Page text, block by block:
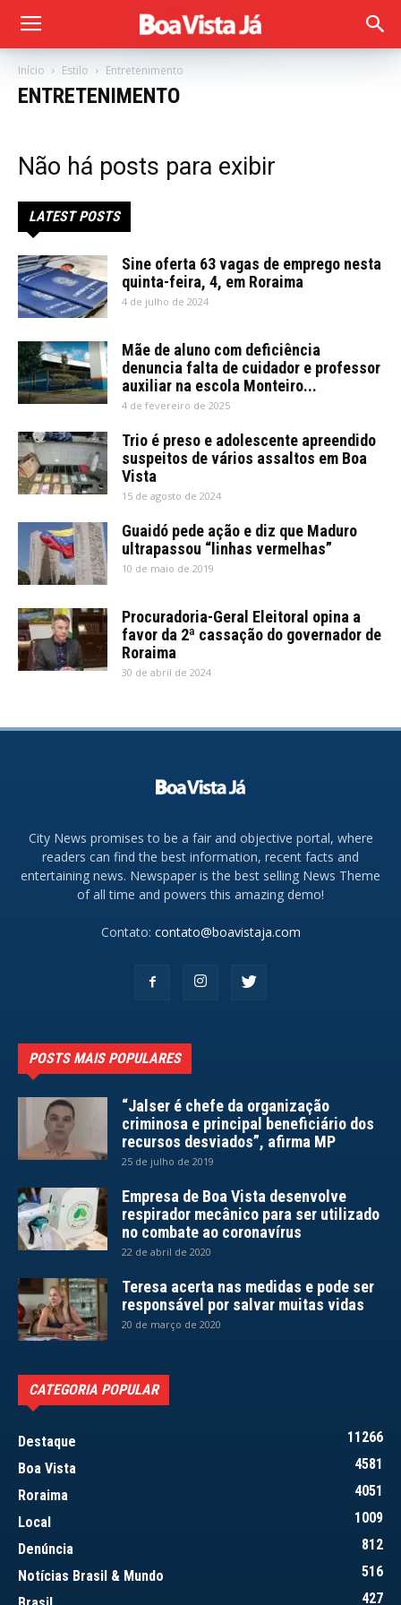
Início Estilo Entretenimento
ENTRETENIMENTO
Não há posts para exibir
LATEST POSTS
Sine oferta 63 vagas de emprego nesta
quinta-feira, 4, em Roraima
4 de julho de 2024
Mãe de aluno com deficiência
denuncia falta de cuidador e professor
auxiliar na escola Monteiro...
4 de fevereiro de 2025
Trio é preso e adolescente apreendido
suspeitos de vários assaltos em Boa
Vista
15 de agosto de 2024
Guaidó pede ação e diz que Maduro
ultrapassou “linhas vermelhas”
10 de maio de 2019
Procuradoria-Geral Eleitoral opina a
favor da 2ª cassação do governador de
Roraima
30 de abril de 2024
City News promises to be a fair and objective portal, where
readers can find the best information, recent facts and
entertaining news. Newspaper is the best selling News Theme
of all time and powers this amazing demo!
Contato: contato@boavistaja.com
POSTS MAIS POPULARES
“Jalser é chefe da organização
criminosa e principal beneficiário dos
recursos desviados”, afirma MP
25 de julho de 2019
Empresa de Boa Vista desenvolve
respirador mecânico para ser utilizado
no combate ao coronavírus
22 de abril de 2020
Teresa acerta nas medidas e pode ser
responsável por salvar muitas vidas
20 de março de 2020
CATEGORIA POPULAR
Destaque
11266
Boa Vista
4581
Roraima
4051
Local
1009
Denúncia
812
Notícias Brasil & Mundo
516
427